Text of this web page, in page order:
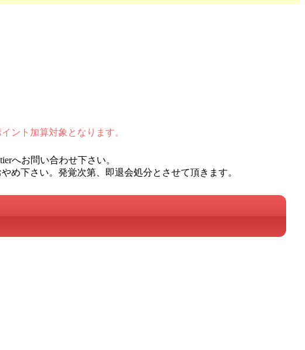
ント加算対象となります。
へお問い合わせ下さい。
め下さい。発覚次第、即退会処分とさせて頂きます。